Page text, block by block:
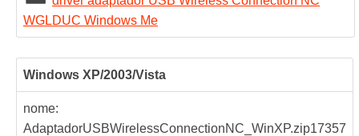
WGLDUC Windows Me
Windows XP/2003/Vista
nome:
AdaptadorUSBWirelessConnectionNC_WinXP.zip17357